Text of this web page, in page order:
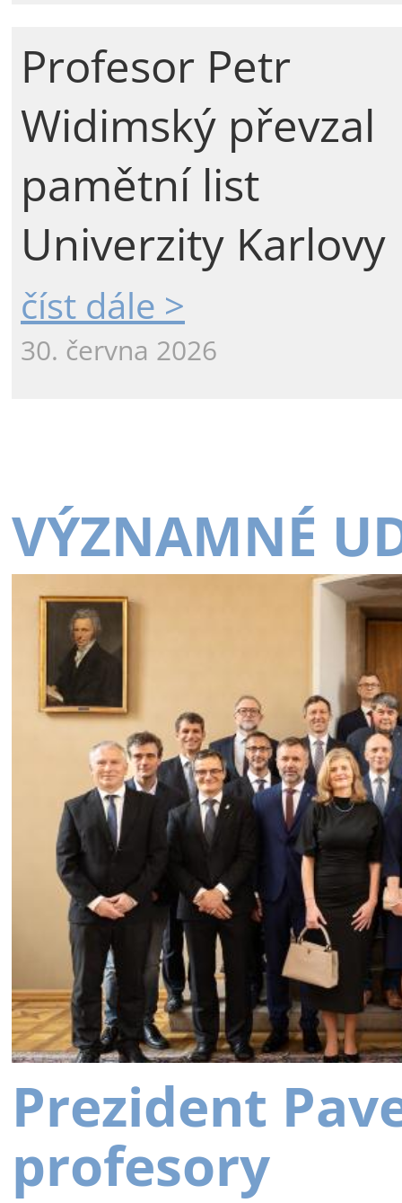
Profesor Petr
Widimský převzal
pamětní list
Univerzity Karlovy
číst dále >
30. června 2026
VÝZNAMNÉ
Prezident
profesory